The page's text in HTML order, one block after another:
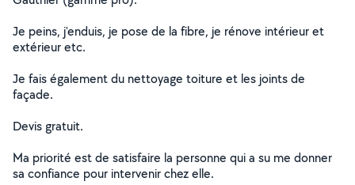
Je peins, j'enduis, je pose de la fibre, je rénove intérieur et
extérieur etc.
Je fais également du nettoyage toiture et les joints de
façade.
Devis gratuit.
Ma priorité est de satisfaire la personne qui a su me donner
sa confiance pour intervenir chez elle.